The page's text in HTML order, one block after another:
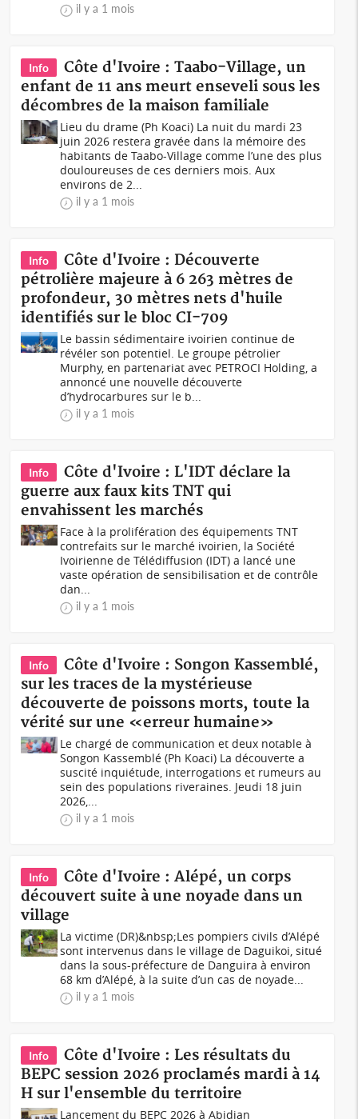
il y a 1 mois
Info
Côte d'Ivoire : Taabo-Village, un
enfant de 11 ans meurt enseveli sous les
décombres de la maison familiale
Lieu du drame (Ph Koaci) La nuit du mardi 23
juin 2026 restera gravée dans la mémoire des
habitants de Taabo-Village comme l’une des plus
douloureuses de ces derniers mois. Aux
environs de 2...
il y a 1 mois
Info
Côte d'Ivoire : Découverte
pétrolière majeure à 6 263 mètres de
profondeur, 30 mètres nets d'huile
identifiés sur le bloc CI-709
Le bassin sédimentaire ivoirien continue de
révéler son potentiel. Le groupe pétrolier
Murphy, en partenariat avec PETROCI Holding, a
annoncé une nouvelle découverte
d’hydrocarbures sur le b...
il y a 1 mois
Info
Côte d'Ivoire : L'IDT déclare la
guerre aux faux kits TNT qui
envahissent les marchés
Face à la prolifération des équipements TNT
contrefaits sur le marché ivoirien, la Société
Ivoirienne de Télédiffusion (IDT) a lancé une
vaste opération de sensibilisation et de contrôle
dan...
il y a 1 mois
Info
Côte d'Ivoire : Songon Kassemblé,
sur les traces de la mystérieuse
découverte de poissons morts, toute la
vérité sur une «erreur humaine»
Le chargé de communication et deux notable à
Songon Kassemblé (Ph Koaci) La découverte a
suscité inquiétude, interrogations et rumeurs au
sein des populations riveraines. Jeudi 18 juin
2026,...
il y a 1 mois
Info
Côte d'Ivoire : Alépé, un corps
découvert suite à une noyade dans un
village
La victime (DR)&nbsp;Les pompiers civils d’Alépé
sont intervenus dans le village de Daguikoi, situé
dans la sous-préfecture de Danguira à environ
68 km d’Alépé, à la suite d’un cas de noyade...
il y a 1 mois
Info
Côte d'Ivoire : Les résultats du
BEPC session 2026 proclamés mardi à 14
H sur l'ensemble du territoire
Lancement du BEPC 2026 à Abidjan